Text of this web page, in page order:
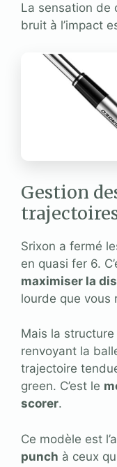
La sensation de
bruit à l’impact
Gestion
Srixon a fermé
en quasi fer 6.
maximiser la
lourde que vous
Mais la
renvoyant la
trajectoire
green. C’est le
scorer.
Ce modèle est
punch à ceux